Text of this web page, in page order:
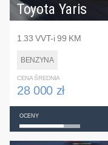
Toyota Yaris
1.33 VVT-i 99 KM
BENZYNA
CENA ŚREDNIA
28 000 zł
OCENY